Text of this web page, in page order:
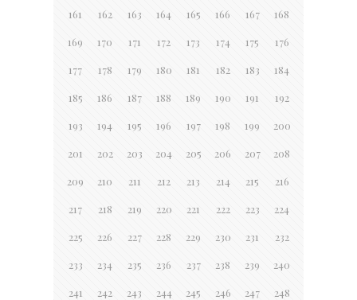
161 162 163 164 165 166 167 168
169 170 171 172 173 174 175 176
177 178 179 180 181 182 183 184
185 186 187 188 189 190 191 192
193 194 195 196 197 198 199 200
201 202 203 204 205 206 207 208
209 210 211 212 213 214 215 216
217 218 219 220 221 222 223 224
225 226 227 228 229 230 231 232
233 234 235 236 237 238 239 240
241 242 243 244 245 246 247 248